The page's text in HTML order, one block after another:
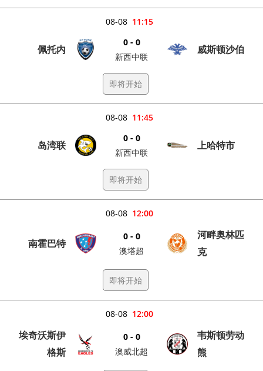
11:15
08-08
佩托内
0 - 0
新西中联
威斯顿沙伯
即将开始
11:45
08-08
岛湾联
0 - 0
新西中联
上哈特市
即将开始
12:00
08-08
南霍巴特
0 - 0
澳塔超
河畔奥林匹
克
即将开始
12:00
08-08
埃奇沃斯伊
格斯
0 - 0
澳威北超
韦斯顿劳动
熊